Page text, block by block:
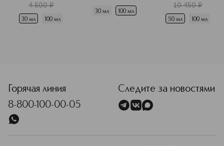
сей день является одним из лидеров
4 500 ¤
30 мл 100 мл
30 мл 100 мл
10 450 ¤
50 мл 100 мл
Горячая линия
8-800-100-00-05
Следите за новостями